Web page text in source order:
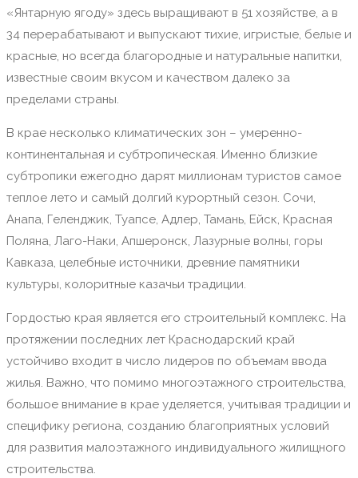
«Янтарную ягоду» здесь выращивают в 51 хозяйстве, а в
34 перерабатывают и выпускают тихие, игристые, белые и
красные, но всегда благородные и натуральные напитки,
известные своим вкусом и качеством далеко за
пределами страны.
В крае несколько климатических зон – умеренно-
континентальная и субтропическая. Именно близкие
субтропики ежегодно дарят миллионам туристов самое
теплое лето и самый долгий курортный сезон. Сочи,
Анапа, Геленджик, Туапсе, Адлер, Тамань, Ейск, Красная
Поляна, Лаго-Наки, Апшеронск, Лазурные волны, горы
Кавказа, целебные источники, древние памятники
культуры, колоритные казачьи традиции.
Гордостью края является его строительный комплекс. На
протяжении последних лет Краснодарский край
устойчиво входит в число лидеров по объемам ввода
жилья. Важно, что помимо многоэтажного строительства,
большое внимание в крае уделяется, учитывая традиции и
специфику региона, созданию благоприятных условий
для развития малоэтажного индивидуального жилищного
строительства.